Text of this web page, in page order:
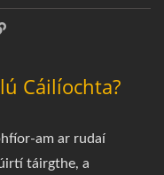
Cáilíochta?
am ar rudaí
táirgthe, a